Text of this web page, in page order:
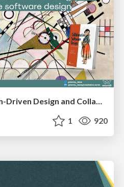
Introduction to Domain-Driven Design and Collaborative software design
1 920